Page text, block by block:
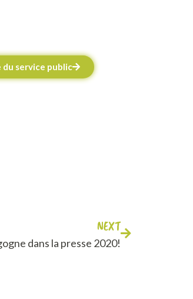
service public
NEXT
dans la presse 2020!